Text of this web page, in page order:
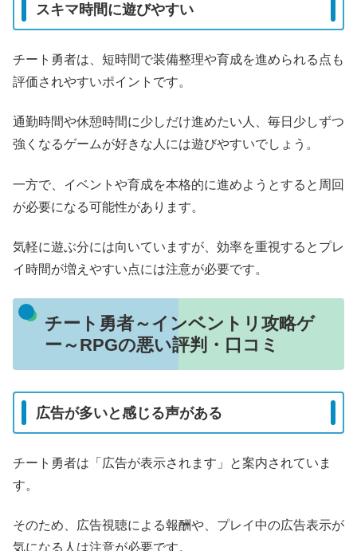
スキマ時間に遊びやすい
チート勇者は、短時間で装備整理や育成を進められる点も
評価されやすいポイントです。
通勤時間や休憩時間に少しだけ進めたい人、毎日少しずつ
強くなるゲームが好きな人には遊びやすいでしょう。
一方で、イベントや育成を本格的に進めようとすると周回
が必要になる可能性があります。
気軽に遊ぶ分には向いていますが、効率を重視するとプレ
イ時間が増えやすい点には注意が必要です。
チート勇者～インベントリ攻略ゲ
ー～RPGの悪い評判・口コミ
広告が多いと感じる声がある
チート勇者は「広告が表示されます」と案内されていま
す。
そのため、広告視聴による報酬や、プレイ中の広告表示が
気になる人は注意が必要です。